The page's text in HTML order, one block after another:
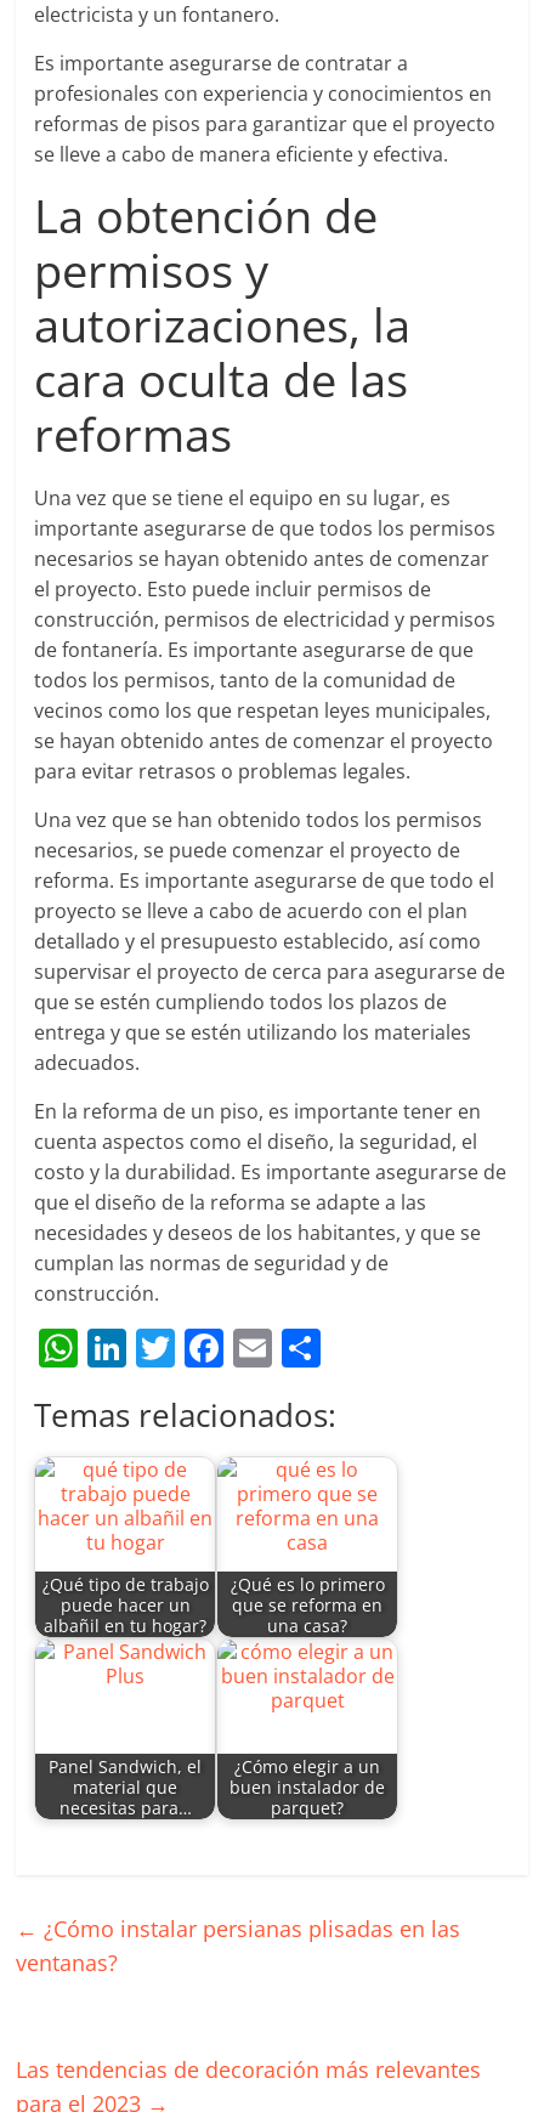
electricista y un fontanero.
Es importante asegurarse de contratar a
profesionales con experiencia y conocimientos en
reformas de pisos para garantizar que el proyecto
se lleve a cabo de manera eficiente y efectiva.
La obtención de
permisos y
autorizaciones, la
cara oculta de las
reformas
Una vez que se tiene el equipo en su lugar, es
importante asegurarse de que todos los permisos
necesarios se hayan obtenido antes de comenzar
el proyecto. Esto puede incluir permisos de
construcción, permisos de electricidad y permisos
de fontanería. Es importante asegurarse de que
todos los permisos, tanto de la comunidad de
vecinos como los que respetan leyes municipales,
se hayan obtenido antes de comenzar el proyecto
para evitar retrasos o problemas legales.
Una vez que se han obtenido todos los permisos
necesarios, se puede comenzar el proyecto de
reforma. Es importante asegurarse de que todo el
proyecto se lleve a cabo de acuerdo con el plan
detallado y el presupuesto establecido, así como
supervisar el proyecto de cerca para asegurarse de
que se estén cumpliendo todos los plazos de
entrega y que se estén utilizando los materiales
adecuados.
En la reforma de un piso, es importante tener en
cuenta aspectos como el diseño, la seguridad, el
costo y la durabilidad. Es importante asegurarse de
que el diseño de la reforma se adapte a las
necesidades y deseos de los habitantes, y que se
cumplan las normas de seguridad y de
construcción.
W
at
s
A
p
p
Li
k
e
dI
n
T
itt
er
F
c
e
b
o
o
k
E
ai
l
m
p
ar
tir
Temas relacionados:
¿Qué tipo de trabajo
puede hacer un
albañil en tu hogar?
¿Qué es lo primero
que se reforma en
una casa?
Panel Sandwich, el
material que
necesitas para…
¿Cómo elegir a un
buen instalador de
parquet?
← ¿Cómo instalar persianas plisadas en las
ventanas?
Las tendencias de decoración más relevantes
para el 2023 →